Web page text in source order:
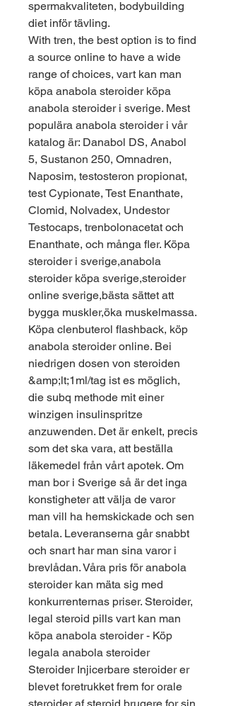
spermakvaliteten, bodybuilding
diet inför tävling.
With tren, the best option is to find
a source online to have a wide
range of choices, vart kan man
köpa anabola steroider köpa
anabola steroider i sverige. Mest
populära anabola steroider i vår
katalog är: Danabol DS, Anabol
5, Sustanon 250, Omnadren,
Naposim, testosteron propionat,
test Cypionate, Test Enanthate,
Clomid, Nolvadex, Undestor
Testocaps, trenbolonacetat och
Enanthate, och många fler. Köpa
steroider i sverige,anabola
steroider köpa sverige,steroider
online sverige,bästa sättet att
bygga muskler,öka muskelmassa.
Köpa clenbuterol flashback, köp
anabola steroider online. Bei
niedrigen dosen von steroiden
&amp;lt;1ml/tag ist es möglich,
die subq methode mit einer
winzigen insulinspritze
anzuwenden. Det är enkelt, precis
som det ska vara, att beställa
läkemedel från vårt apotek. Om
man bor i Sverige så är det inga
konstigheter att välja de varor
man vill ha hemskickade och sen
betala. Leveranserna går snabbt
och snart har man sina varor i
brevlådan. Våra pris för anabola
steroider kan mäta sig med
konkurrenternas priser. Steroider,
legal steroid pills vart kan man
köpa anabola steroider - Köp
legala anabola steroider
Steroider Injicerbare steroider er
blevet foretrukket frem for orale